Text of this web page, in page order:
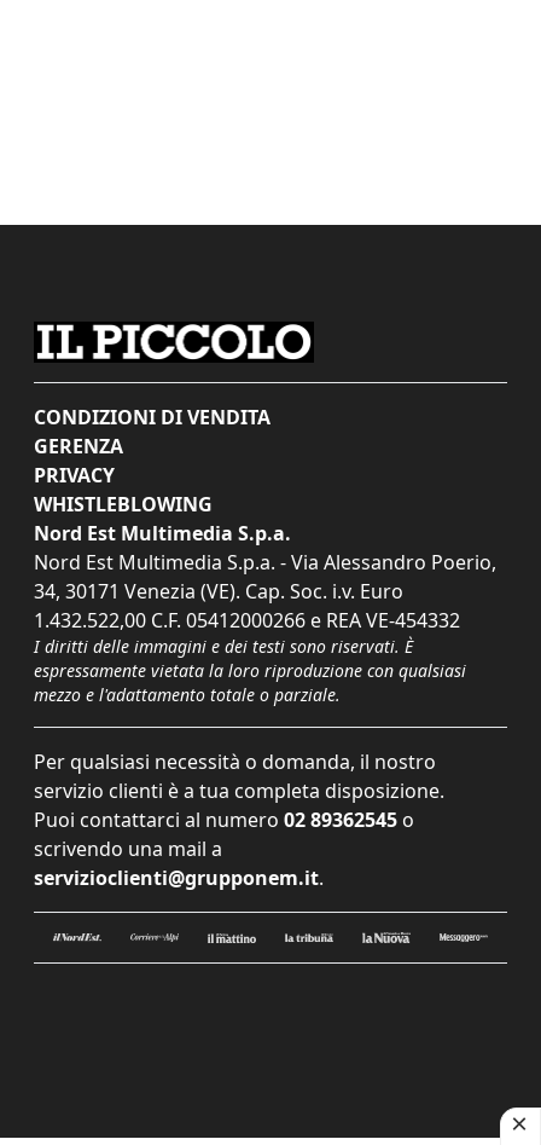
CONDIZIONI DI VENDITA
GERENZA
PRIVACY
WHISTLEBLOWING
Nord Est Multimedia S.p.a.
Nord Est Multimedia S.p.a. - Via Alessandro Poerio,
34, 30171 Venezia (VE). Cap. Soc. i.v. Euro
1.432.522,00 C.F. 05412000266 e REA VE-454332
I diritti delle immagini e dei testi sono riservati. È
espressamente vietata la loro riproduzione con qualsiasi
mezzo e l'adattamento totale o parziale.
Per qualsiasi necessità o domanda, il nostro
servizio clienti è a tua completa disposizione.
Puoi contattarci al numero 02 89362545 o
scrivendo una mail a
servizioclienti@grupponem.it.